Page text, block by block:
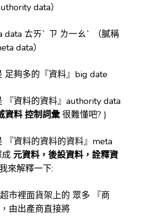
data）
data ㄊㄞˋ ㄗ ㄌ一ㄠˋ （膩稱
data）
足夠多的『資料』big date
『資料的資料』authority data
資料 控制詞彙 很難懂吧? )
『資料的資料的資料』meta
元資料，後設資料，詮釋資
來解釋一下:
市裡面貨架上的 眾多 『商
由出產商直接將